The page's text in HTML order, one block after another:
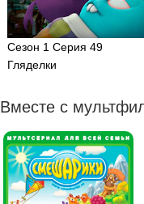
Сезон 1 Серия 49
Гляделки
Вместе с